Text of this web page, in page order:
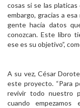
cosas si se las platicas
embargo, gracias a
gente hacía datos
conozcan. Este libro
ese es su objetivo”,
A su vez, César
este proyecto. “Para
revivir todo nuestro
cuando